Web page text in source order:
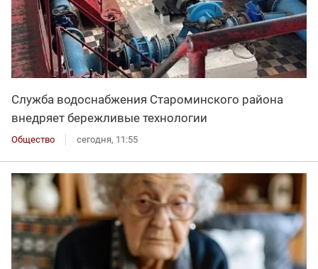
Служба водоснабжения Староминского района
внедряет бережливые технологии
Общество сегодня, 11:55